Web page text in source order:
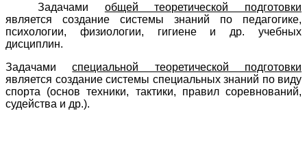
Задачами общей теоретической подготовки
является создание системы знаний по педагогике,
психологии, физиологии, гигиене и др. учебных
дисциплин.
Задачамиспециальной теоретической подготовки
является создание системы специальных знаний по виду
спорта (основ техники, тактики, правил соревнований,
судейства и др.).